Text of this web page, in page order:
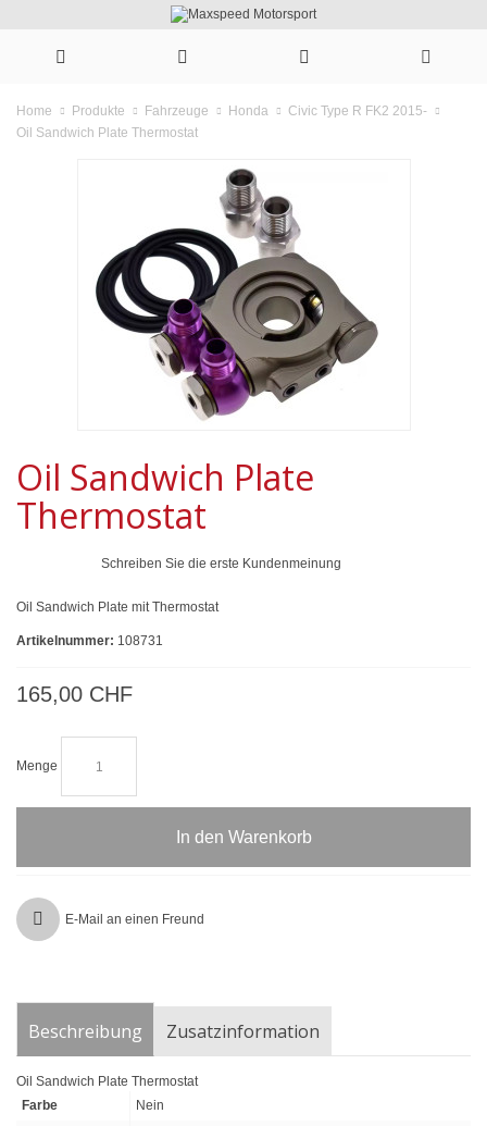
Home Produkte Fahrzeuge Honda
Civic Type R FK2 2015-
Oil Sandwich Plate Thermostat
Oil Sandwich Plate
Thermostat
Schreiben Sie die erste Kundenmeinung
Oil Sandwich Plate mit Thermostat
Artikelnummer: 108731
165,00 CHF
Menge
In den Warenkorb
E-Mail an einen Freund
Beschreibung Zusatzinformation
Oil Sandwich Plate Thermostat
Farbe
Nein